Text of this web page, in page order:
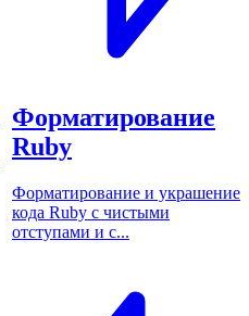
Форматирование
Ruby
Форматирование и украшение
кода Ruby с чистыми
отступами и с...